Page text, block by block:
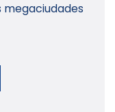
megaciudades